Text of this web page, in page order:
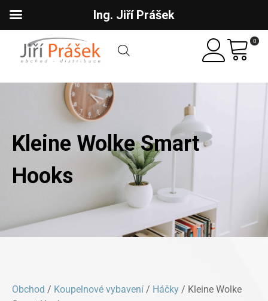
0
Kleine Wolke Smart
Hooks
Obchod / Koupelnové vybavení / Háčky / Kleine Wolke
Ing. Jiří Prášek